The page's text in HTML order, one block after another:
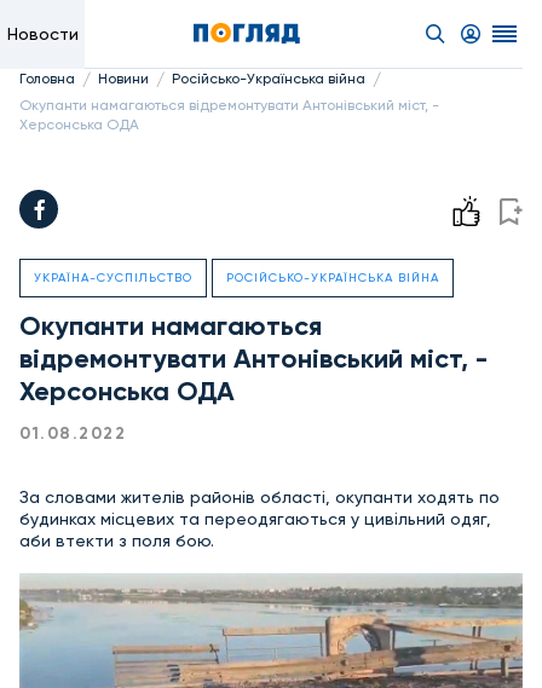
Новости
Головна / Новини / Російсько-Українська війна /
Окупанти намагаються відремонтувати Антонівський міст, -
Херсонська ОДА
УКРАЇНА-СУСПІЛЬСТВО РОСІЙСЬКО-УКРАЇНСЬКА ВІЙНА
Окупанти намагаються
відремонтувати Антонівський міст, -
Херсонська ОДА
01.08.2022
За словами жителів районів області, окупанти ходять по
будинках місцевих та переодягаються у цивільний одяг,
аби втекти з поля бою.